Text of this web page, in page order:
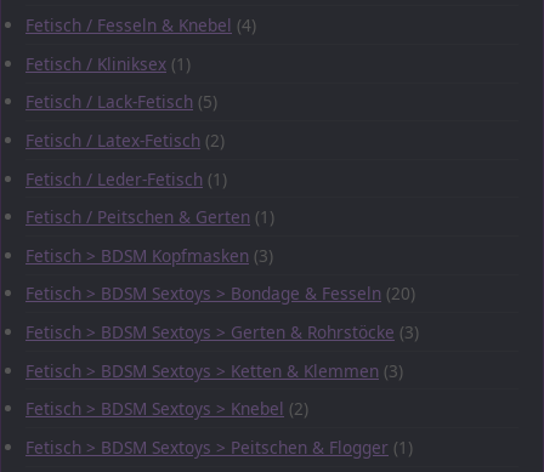
Fetisch / Fesseln & Knebel (4)
Fetisch / Kliniksex (1)
Fetisch / Lack-Fetisch (5)
Fetisch / Latex-Fetisch (2)
Fetisch / Leder-Fetisch (1)
Fetisch / Peitschen & Gerten (1)
Fetisch > BDSM Kopfmasken (3)
Fetisch > BDSM Sextoys > Bondage & Fesseln (20)
Fetisch > BDSM Sextoys > Gerten & Rohrstöcke (3)
Fetisch > BDSM Sextoys > Ketten & Klemmen (3)
Fetisch > BDSM Sextoys > Knebel (2)
Fetisch > BDSM Sextoys > Peitschen & Flogger (1)